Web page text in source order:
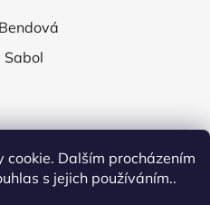
Dalším procházením
s jejich používáním..